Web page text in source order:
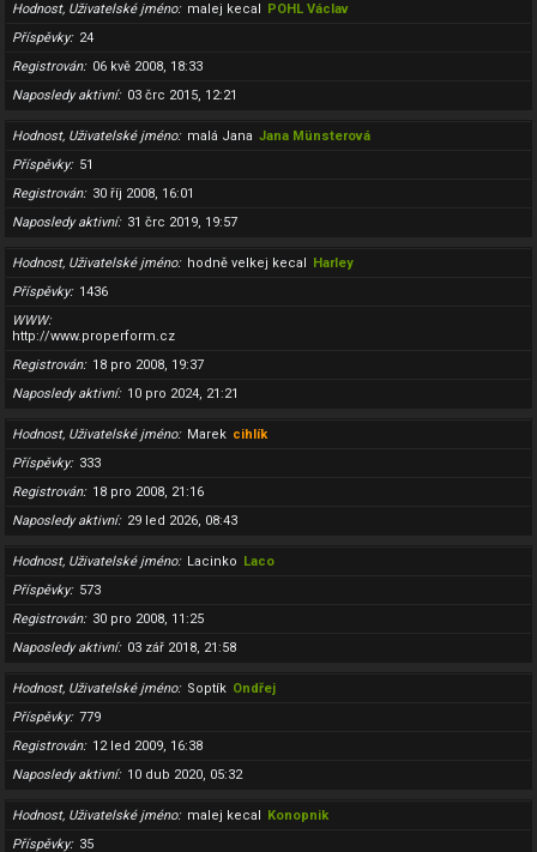
Hodnost, Uživatelské jméno malej kecal POHL Václav
Příspěvky
24
Registrován
06 kvě 2008, 18:33
Naposledy aktivní
03 črc 2015, 12:21
Hodnost, Uživatelské jméno malá Jana Jana Münsterová
Příspěvky
51
Registrován
30 říj 2008, 16:01
Naposledy aktivní
31 črc 2019, 19:57
Hodnost, Uživatelské jméno hodně velkej kecal Harley
Příspěvky
1436
WWW
http://www.properform.cz
Registrován
18 pro 2008, 19:37
Naposledy aktivní
10 pro 2024, 21:21
Hodnost, Uživatelské jméno Marek cihlík
Příspěvky
333
Registrován
18 pro 2008, 21:16
Naposledy aktivní
29 led 2026, 08:43
Hodnost, Uživatelské jméno Lacinko Laco
Příspěvky
573
Registrován
30 pro 2008, 11:25
Naposledy aktivní
03 zář 2018, 21:58
Hodnost, Uživatelské jméno Soptík Ondřej
Příspěvky
779
Registrován
12 led 2009, 16:38
Naposledy aktivní
10 dub 2020, 05:32
Hodnost, Uživatelské jméno malej kecal Konopnik
Příspěvky
35